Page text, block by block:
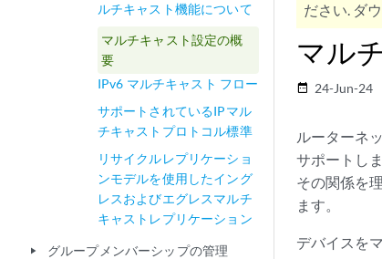
ルチキャスト機能について
マルチキャスト設定の概
要
IPv6 マルチキャスト フロー
サポートされているIPマル
チキャストプロトコル標準
リサイクルレプリケーショ
ンモデルを使用したイング
レスおよびエグレスマルチ
キャストレプリケーション
play_arrow グループメンバーシップの管理
ださい. ダ
マル
date_range 24-Jun-24
ルーターネ
サポートし
その関係を
ます。
デバイスを